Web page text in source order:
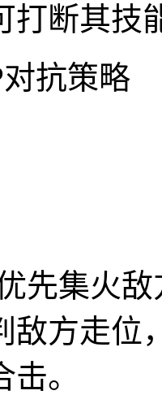
打断其技
对抗策略
先集火
敌方走位
。